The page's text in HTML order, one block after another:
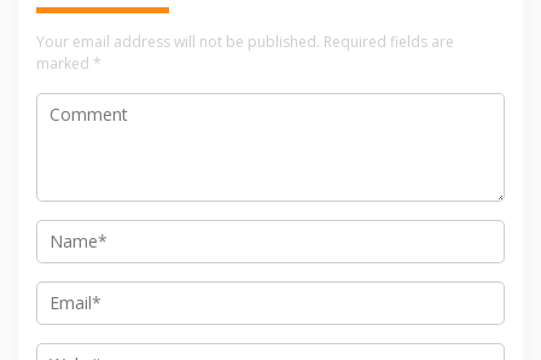
Your email address will not be published. Required fields are
marked *